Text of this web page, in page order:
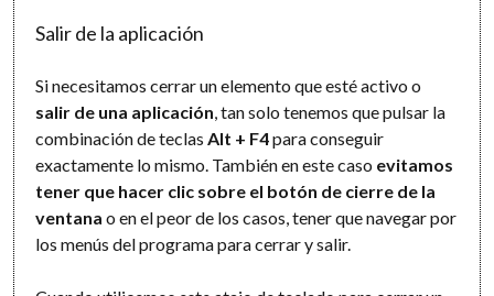
Salir de la aplicación
Si necesitamos cerrar un elemento que esté activo o
salir de una aplicación , tan solo tenemos que pulsar la
combinación de teclas Alt + F4para conseguir
exactamente lo mismo. También en este caso evitamos
tener que hacer clic sobre el botón de cierre de la
ventana o en el peor de los casos, tener que navegar por
los menús del programa para cerrar y salir.